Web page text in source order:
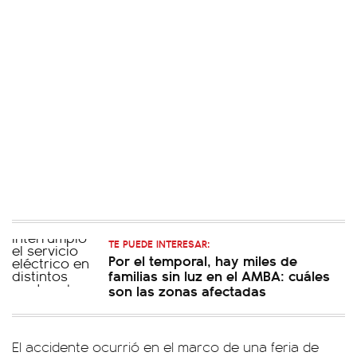
TE PUEDE INTERESAR:
Por el temporal, hay miles de
familias sin luz en el AMBA: cuáles
son las zonas afectadas
El accidente ocurrió en el marco de una feria de